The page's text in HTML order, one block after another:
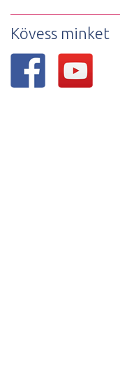
Kövess minket